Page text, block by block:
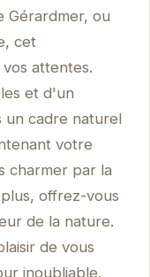
Gérardmer, ou
cet
attentes.
et d'un
un cadre naturel
votre
charmer par la
offrez-vous
de la nature.
de vous
inoubliable.